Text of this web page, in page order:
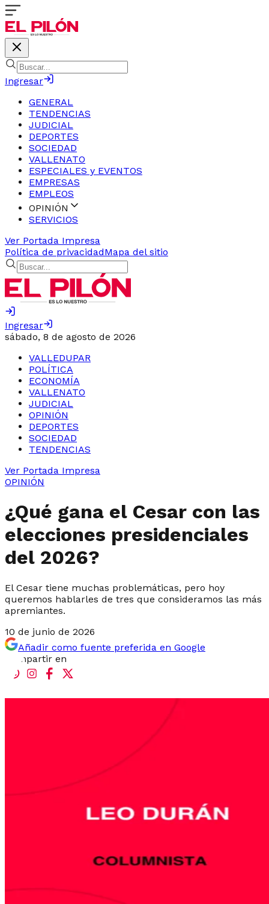
Ingresar
GENERAL
TENDENCIAS
JUDICIAL
DEPORTES
SOCIEDAD
VALLENATO
ESPECIALES y EVENTOS
EMPRESAS
EMPLEOS
OPINIÓN
SERVICIOS
Ver Portada Impresa
Política de privacidadMapa del sitio
Ingresar
sábado, 8 de agosto de 2026
VALLEDUPAR
POLÍTICA
ECONOMÍA
VALLENATO
JUDICIAL
OPINIÓN
DEPORTES
SOCIEDAD
TENDENCIAS
Ver Portada Impresa
OPINIÓN
¿Qué gana el Cesar con las
elecciones presidenciales
del 2026?
El Cesar tiene muchas problemáticas, pero hoy
queremos hablarles de tres que consideramos las más
apremiantes.
10 de junio de 2026
Añadir como fuente preferida en Google
Compartir en